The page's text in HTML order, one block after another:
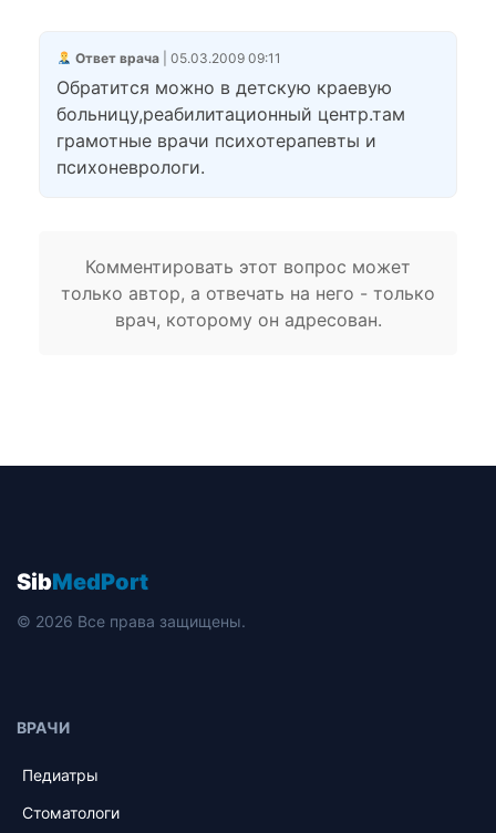
Ответ врача| 05.03.2009 09:11
Обратится можно в детскую краевую
больницу,реабилитационный центр.там
грамотные врачи психотерапевты и
психоневрологи.
Комментировать этот вопрос может
только автор, а отвечать на него - только
врач, которому он адресован.
SibMedPort
© 2026 Все права защищены.
ВРАЧИ
Педиатры
Стоматологи